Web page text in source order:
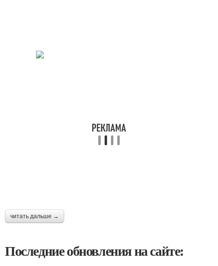
читать дальше →
Последние обновления на сайте: